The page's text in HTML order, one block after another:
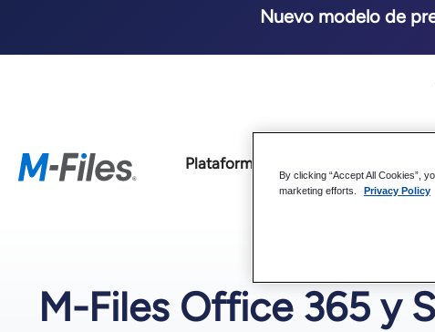
Plataforma
M-Files Office 365 y
Nuevo modelo de
By clicking “Accept All Cookies”,
marketing efforts.
Privacy Policy